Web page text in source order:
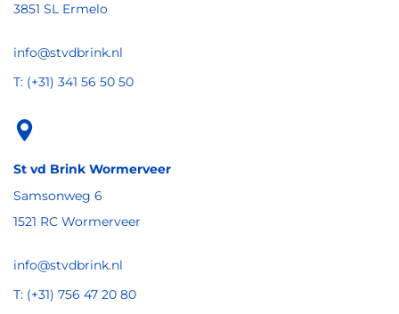
3851 SL Ermelo
info@stvdbrink.nl
T: (+31) 341 56 50 50
St vd Brink Wormerveer
Samsonweg 6
1521 RC Wormerveer
info@stvdbrink.nl
T: (+31) 756 47 20 80